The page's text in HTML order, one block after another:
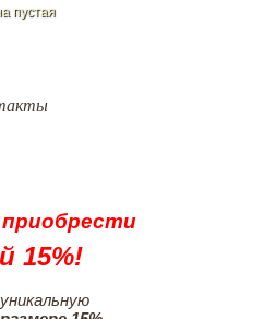
пустая
15%!